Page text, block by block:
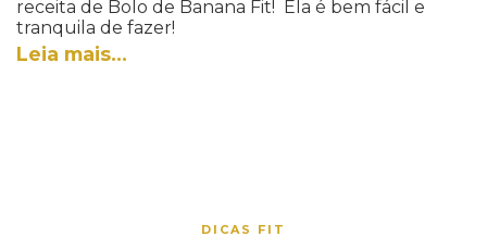
receita de Bolo de Banana Fit! Ela é bem fácil e
tranquila de fazer!
Leia mais…
DICAS FIT